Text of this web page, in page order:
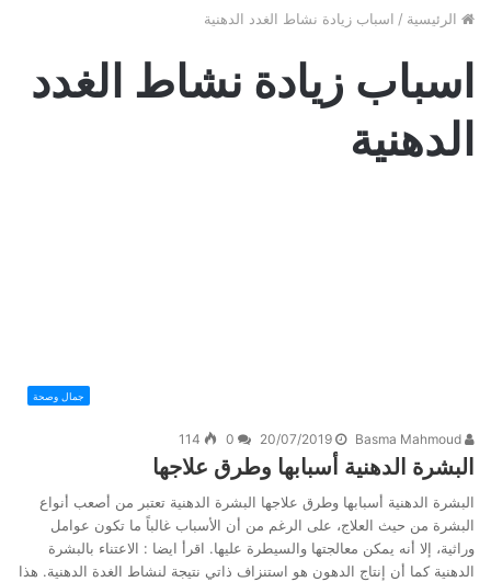
الرئيسية / اسباب زيادة نشاط الغدد الدهنية
اسباب زيادة نشاط الغدد
الدهنية
جمال وصحة
Basma Mahmoud
20/07/2019
0
114
البشرة الدهنية أسبابها وطرق علاجها
البشرة الدهنية أسبابها وطرق علاجها البشرة الدهنية تعتبر من أصعب أنواع
البشرة من حيث العلاج، على الرغم من أن الأسباب غالباً ما تكون عوامل
وراثية، إلا أنه يمكن معالجتها والسيطرة عليها. اقرأ ايضا : الاعتناء بالبشرة
الدهنية كما أن إنتاج الدهون هو استنزاف ذاتي نتيجة لنشاط الغدة الدهنية. هذا